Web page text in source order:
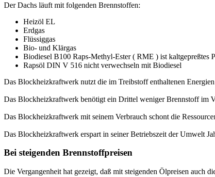
Der Dachs läuft mit folgenden Brennstoffen:
Heizöl EL
Erdgas
Flüssiggas
Bio- und Klärgas
Biodiesel B100 Raps-Methyl-Ester ( RME ) ist kaltgepreßtes
Rapsöl DIN V 516 nicht verwechseln mit Biodiesel
Das Blockheizkraftwerk nutzt die im Treibstoff enthaltenen
Das Blockheizkraftwerk benötigt ein Drittel weniger Brennstoff im
Das Blockheizkraftwerk mit seinem Verbrauch schont die
Das Blockheizkraftwerk erspart in seiner Betriebszeit der Umwelt
Bei steigenden Brennstoffpreisen
Die Vergangenheit hat gezeigt, daß mit steigenden Ölpreisen auch